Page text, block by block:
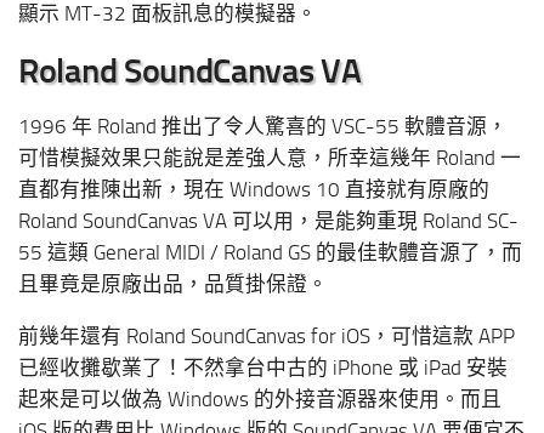
顯示 MT-32 面板訊息的模擬器。
Roland SoundCanvas VA
1996 年 Roland 推出了令人驚喜的 VSC-55 軟體音源，
可惜模擬效果只能說是差強人意，所幸這幾年 Roland 一
直都有推陳出新，現在 Windows 10 直接就有原廠的
Roland SoundCanvas VA 可以用，是能夠重現 Roland SC-
55 這類 General MIDI / Roland GS 的最佳軟體音源了，而
且畢竟是原廠出品，品質掛保證。
前幾年還有 Roland SoundCanvas for iOS，可惜這款 APP
已經收攤歇業了！不然拿台中古的 iPhone 或 iPad 安裝
起來是可以做為 Windows 的外接音源器來使用。而且